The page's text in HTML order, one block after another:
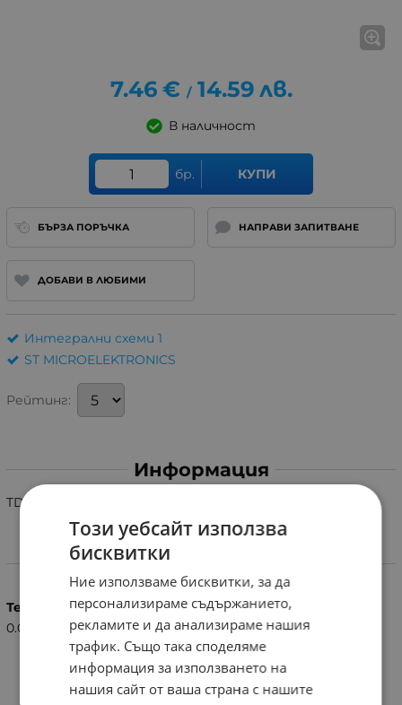
7.46 € / 14.59 лв.
В наличност
бр. КУПИ
БЪРЗА ПОРЪЧКА НАПРАВИ ЗАПИТВАНЕ
ДОБАВИ В ЛЮБИМИ
Интегрални схеми 1
ST MICROELEKTRONICS
Рейтинг:
Информация
TDA7269 SQL11
Характеристики
Тегло (кг.)
0.01
Този уебсайт използва
бисквитки
Ние използваме бисквитки, за да
персонализираме съдържанието,
рекламите и да анализираме нашия
трафик. Също така споделяме
информация за използването на
нашия сайт от ваша страна с нашите